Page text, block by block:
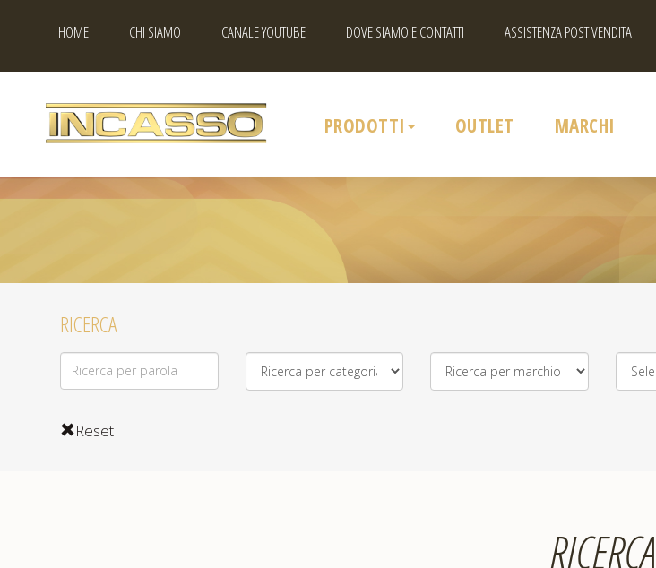
HOME CHI SIAMO CANALE YOUTUBE DOVE SIAMO E CONTATTI ASSISTENZA POST VENDITA
PRODOTTI OUTLET MARCHI
RICERCA
Reset
RICERCA